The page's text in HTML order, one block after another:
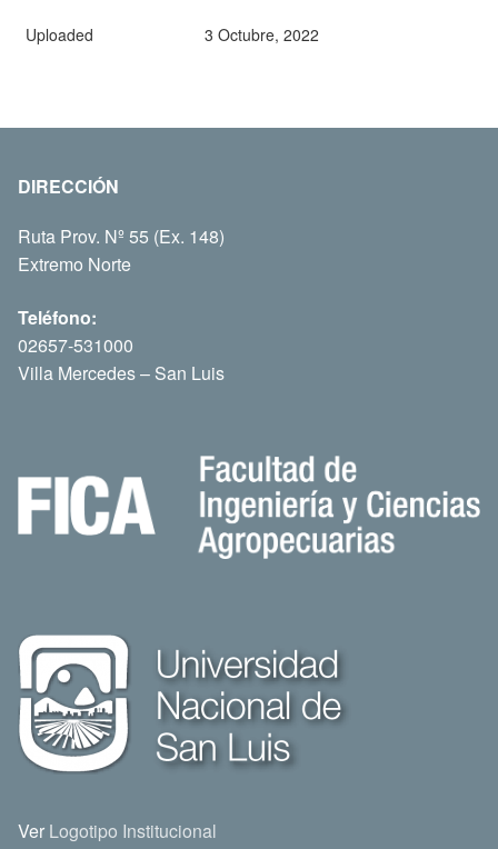
Uploaded 3 Octubre, 2022
DIRECCIÓN
Ruta Prov. Nº 55 (Ex. 148)
Extremo Norte
Teléfono:
02657-531000
Villa Mercedes – San Luis
Ver Logotipo Institucional